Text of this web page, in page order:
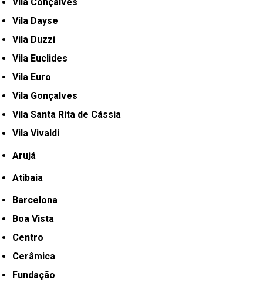
Vila Dayse
Vila Duzzi
Vila Euclides
Vila Euro
Vila Gonçalves
Vila Santa Rita de Cássia
Vila Vivaldi
Arujá
Atibaia
Barcelona
Boa Vista
Centro
Cerâmica
Fundação